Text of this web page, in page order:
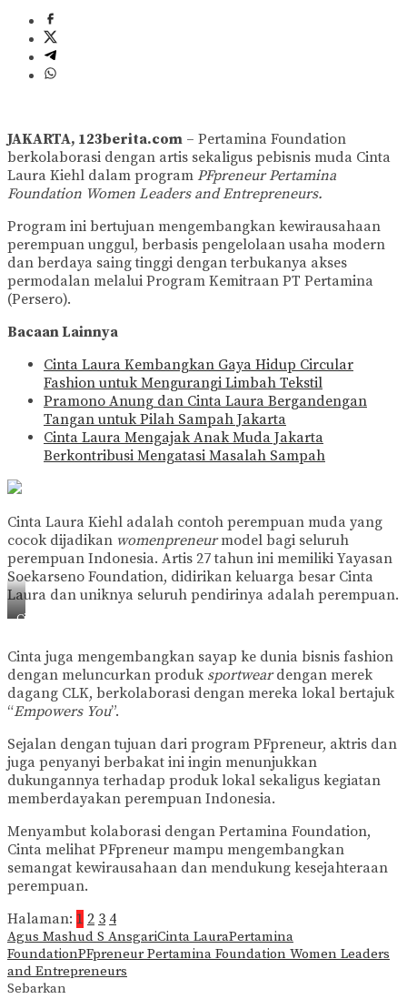
JAKARTA, 123berita.com – Pertamina Foundation
berkolaborasi dengan artis sekaligus pebisnis muda Cinta
Laura Kiehl dalam program PFpreneur Pertamina
Foundation Women Leaders and Entrepreneurs.
Program ini bertujuan mengembangkan kewirausahaan
perempuan unggul, berbasis pengelolaan usaha modern
dan berdaya saing tinggi dengan terbukanya akses
permodalan melalui Program Kemitraan PT Pertamina
(Persero).
Bacaan Lainnya
Cinta Laura Kembangkan Gaya Hidup Circular
Fashion untuk Mengurangi Limbah Tekstil
Pramono Anung dan Cinta Laura Bergandengan
Tangan untuk Pilah Sampah Jakarta
Cinta Laura Mengajak Anak Muda Jakarta
Berkontribusi Mengatasi Masalah Sampah
Cinta Laura Kiehl adalah contoh perempuan muda yang
cocok dijadikan womenpreneurmodel bagi seluruh
perempuan Indonesia. Artis 27 tahun ini memiliki Yayasan
Soekarseno Foundation, didirikan keluarga besar Cinta
Laura dan uniknya seluruh pendirinya adalah perempuan.
Cinta
Instagram-
@claurakiehl)
Cinta juga mengembangkan sayap ke dunia bisnis fashion
dengan meluncurkan produk sportweardengan merek
dagang CLK, berkolaborasi dengan mereka lokal bertajuk
“Empowers You”.
Sejalan dengan tujuan dari program PFpreneur, aktris dan
juga penyanyi berbakat ini ingin menunjukkan
dukungannya terhadap produk lokal sekaligus kegiatan
memberdayakan perempuan Indonesia.
Menyambut kolaborasi dengan Pertamina Foundation,
Cinta melihat PFpreneur mampu mengembangkan
semangat kewirausahaan dan mendukung kesejahteraan
perempuan.
Halaman: 1 2 3 4
Agus Mashud S AnsgariCinta LauraPertamina
FoundationPFpreneur Pertamina Foundation Women Leaders
and Entrepreneurs
Sebarkan